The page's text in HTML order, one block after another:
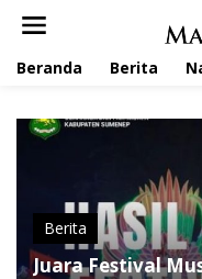
Beranda Berita
Musik Tong-